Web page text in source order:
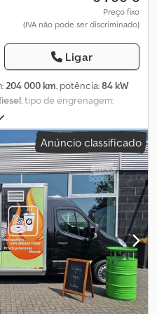
Preço fixo
(IVA não pode ser discriminado)
Ligar
204 000 km, potência:84 kW
, tipo de engrenagem:
matrícula:
, cor:branco, número de lugares:
ABS, ar condicionado,
de caixa – 6 lugares Dsdpszqi
VF1FLF1A2EY764150 À venda,
de caixa com 6 lugares.
cabine dupla, elevada
fiável. O furgão está em
operacional e pronto a
Trafic 115 dCi * Furgão de
velocidades manual * Ar
* Capacidade de
Equipamento: Ar
6 lugares * Caixa de
Anúncio classificado